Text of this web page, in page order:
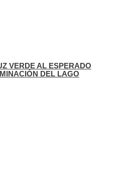
VERDE AL ESPERADO
DEL LAGO